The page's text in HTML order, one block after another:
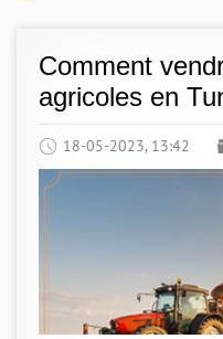
Comment
agricoles en
18-05-2023, 13:42